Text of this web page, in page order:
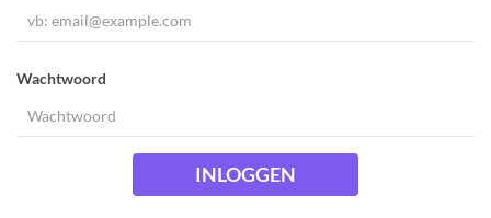
Wachtwoord
INLOGGEN